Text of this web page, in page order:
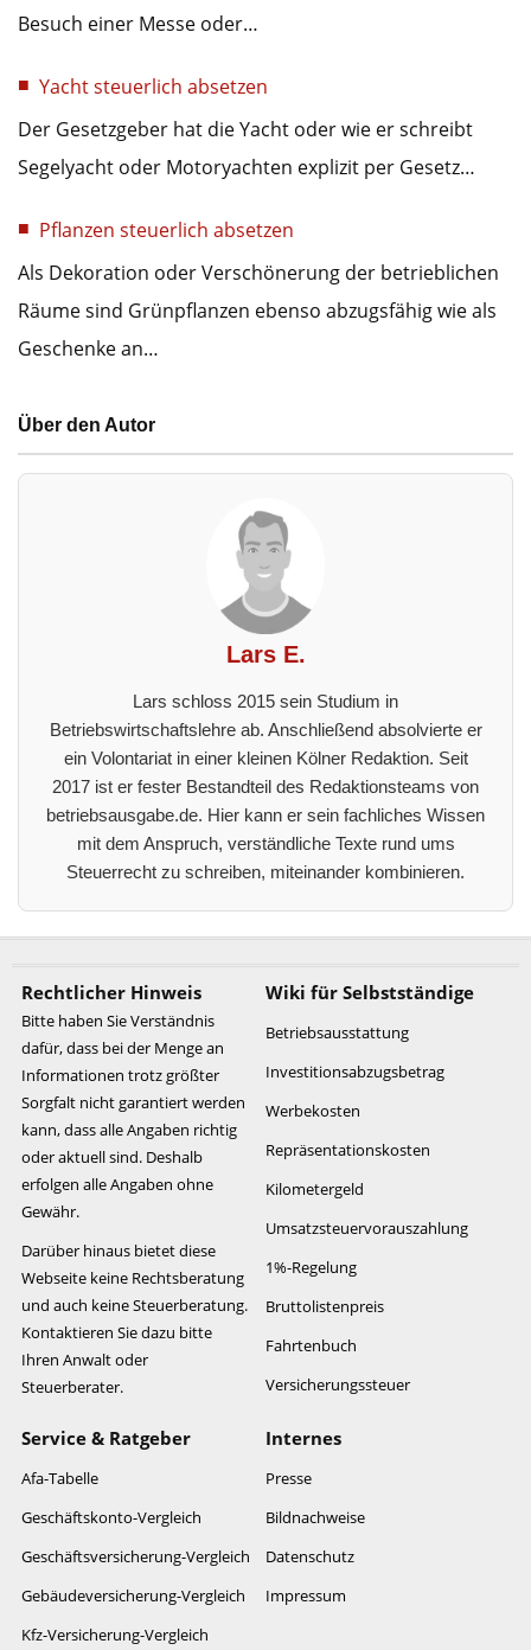
Besuch einer Messe oder…
Yacht steuerlich absetzen
Der Gesetzgeber hat die Yacht oder wie er schreibt
Segelyacht oder Motoryachten explizit per Gesetz…
Pflanzen steuerlich absetzen
Als Dekoration oder Verschönerung der betrieblichen
Räume sind Grünpflanzen ebenso abzugsfähig wie als
Geschenke an…
Über den Autor
Lars E.
Lars schloss 2015 sein Studium in
Betriebswirtschaftslehre ab. Anschließend absolvierte er
ein Volontariat in einer kleinen Kölner Redaktion. Seit
2017 ist er fester Bestandteil des Redaktionsteams von
betriebsausgabe.de. Hier kann er sein fachliches Wissen
mit dem Anspruch, verständliche Texte rund ums
Steuerrecht zu schreiben, miteinander kombinieren.
Rechtlicher Hinweis
Bitte haben Sie Verständnis
dafür, dass bei der Menge an
Informationen trotz größter
Sorgfalt nicht garantiert werden
kann, dass alle Angaben richtig
oder aktuell sind. Deshalb
erfolgen alle Angaben ohne
Gewähr.
Darüber hinaus bietet diese
Webseite keine Rechtsberatung
und auch keine Steuerberatung.
Kontaktieren Sie dazu bitte
Ihren Anwalt oder
Steuerberater.
Wiki für Selbstständige
Betriebsausstattung
Investitionsabzugsbetrag
Werbekosten
Repräsentationskosten
Kilometergeld
Umsatzsteuervorauszahlung
1%-Regelung
Bruttolistenpreis
Fahrtenbuch
Versicherungssteuer
Service & Ratgeber
Afa-Tabelle
Geschäftskonto-Vergleich
Geschäftsversicherung-Vergleich
Gebäudeversicherung-Vergleich
Kfz-Versicherung-Vergleich
Internes
Presse
Bildnachweise
Datenschutz
Impressum